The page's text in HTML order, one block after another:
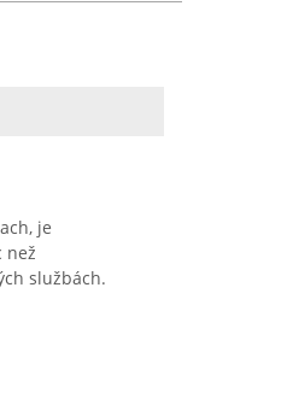
je
než
službách.